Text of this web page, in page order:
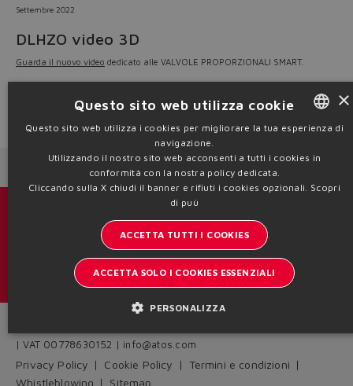
Settembre 2022
DLHZO video 3D
Guarda il nuovo video dedicato alle VALVOLE PROPORZIONALI SMART.
The Smart Electrohydraulics: soluzioni avanzate, semplici da installare e
Source: NW22-25
Resta aggiornato sul mondo Atos
Iscrizione newsletter
| VAT 00778630152 | info@atos.com
Privacy Policy Cookie Policy
Termini e condizioni
Whistleblowing
Sitemap
GERMAN
×
Questo sito web utilizza cookie
Questo sito web utilizza i cookies per migliorare la tua esperienza di
navigazione.
Utilizzando il nostro sito web acconsenti a tutti i cookies in
conformità con la nostra policy dedicata.
Cliccando sulla X chiudi il banner e rifiuti i cookies opzionali. Scopri
di puù
ACCETTA TUTTI I COOKIES
ACCETTA SOLO I COOKIES ESSENZIALI
PERSONALIZZA